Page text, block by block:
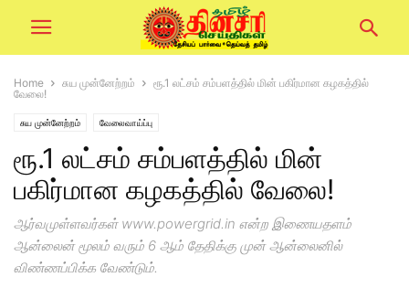
Home சுய முன்னேற்றம்
ரூ.1 லட்சம் சம்பளத்தில் மின் பகிர்மான கழகத்தில்
வேலை!
சுய முன்னேற்றம் வேலைவாய்ப்பு
ரூ.1 லட்சம் சம்பளத்தில் மின்
பகிர்மான கழகத்தில் வேலை!
ஆர்வமுள்ளவர்கள் www.powergrid.in என்ற இணையதளம்
ஆன்லைன் மூலம் வரும் 6 ஆம் தேதிக்கு முன் ஆன்லைனில்
விண்ணப்பிக்க வேண்டும்.